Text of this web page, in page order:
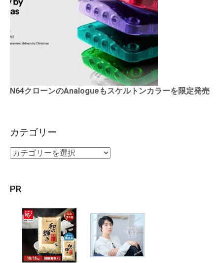
N64クローンのAnalogueもスケルトンカラーを限定発売
カテゴリー
PR